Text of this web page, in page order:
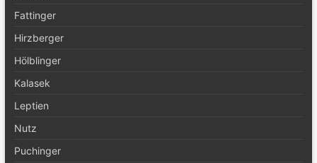
Fattinger
Hirzberger
Hölblinger
Kalasek
Leptien
Nutz
Puchinger